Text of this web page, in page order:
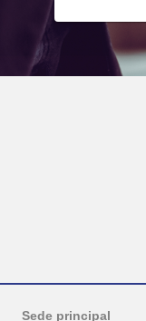
Sede principal